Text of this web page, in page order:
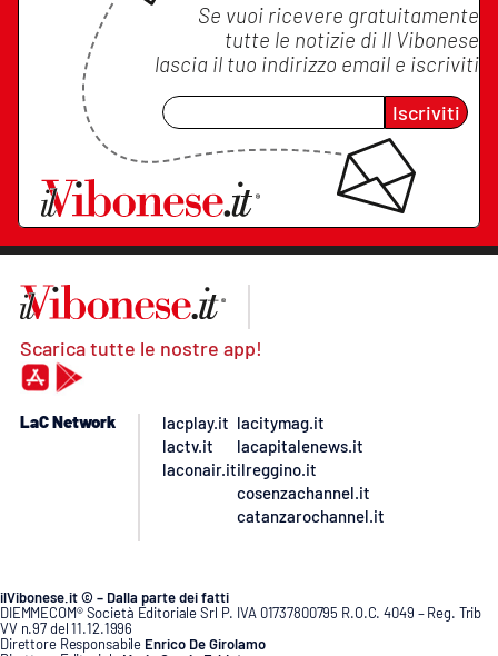
Se vuoi ricevere gratuitamente
tutte le notizie di Il Vibonese
lascia il tuo indirizzo email e iscriviti
Iscriviti
Scarica tutte le nostre app!
LaC Network
lacplay.it
lactv.it
laconair.it
lacitymag.it
lacapitalenews.it
ilreggino.it
cosenzachannel.it
catanzarochannel.it
ilVibonese.it © – Dalla parte dei fatti
DIEMMECOM® Società Editoriale Srl P. IVA 01737800795 R.O.C. 4049 – Reg. Trib
VV n.97 del 11.12.1996
Direttore Responsabile Enrico De Girolamo